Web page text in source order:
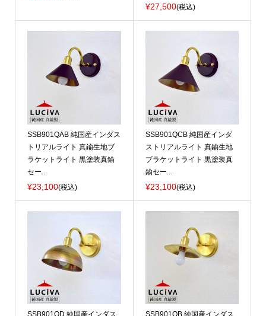
¥27,500(税込)
SSB901QAB 純国産インダス
トリアルライト 真鍮生地ブ
ラケットライト 黒塗装真鍮
セー...
¥23,100(税込)
SSB901QCB 純国産インダ
ストリアルライト 真鍮生地
ブラケットライト 黒塗装真
鍮セー...
¥23,100(税込)
SSB901QD 純国産インダス
SSB901QB 純国産インダス